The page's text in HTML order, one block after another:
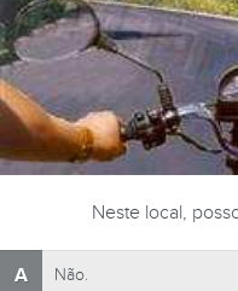
Neste local,
A Não.